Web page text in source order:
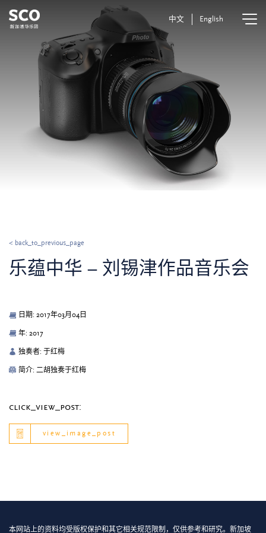
中文 English
< back_to_previous_page
乐蕴中华 – 刘锡津作品音乐会
日期: 2017年03月04日
年: 2017
独奏者: 于红梅
简介: 二胡独奏于红梅
click_view_post:
view_image_post
本网站上的资料均受版权保护和其它相关规范限制，仅供参考和研究。新加坡